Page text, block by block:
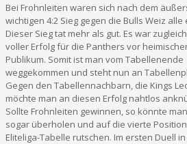
Bei Frohnleiten waren sich nach dem
wichtigen 4:2 Sieg gegen die Bulls Weiz alle
Dieser Sieg tat mehr als gut. Es war
voller Erfolg für die Panthers vor
Publikum. Somit ist man vom Tabellenende
weggekommen und steht nun an
Gegen den Tabellennachbarn, die Kings
möchte man an diesen Erfolg nahtlos
Sollte Frohnleiten gewinnen, so könnte
sogar überholen und auf die vierte
Eliteliga-Tabelle rutschen. Im ersten Duell